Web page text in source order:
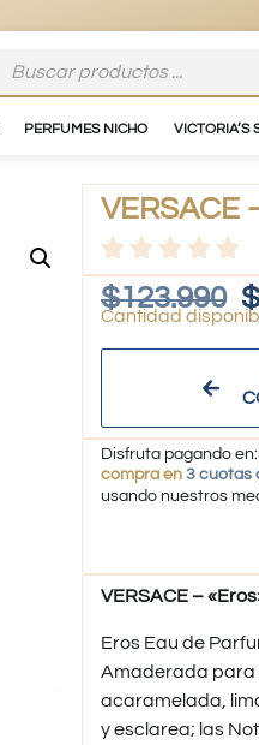
PERFUMES NICHO VICTORIA’S
VERSACE
$123.990 $
Disfruta pagando en:
compra en 3 cuotas
usando nuestros
VERSACE –
Eros Eau de
Amaderada para
acaramelada,
y esclarea; las